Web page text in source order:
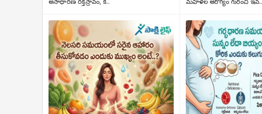
అసాధారణ రక్తస్రావం, క..
మహిళల ఆరోగ్యం గురించి ఇవ..